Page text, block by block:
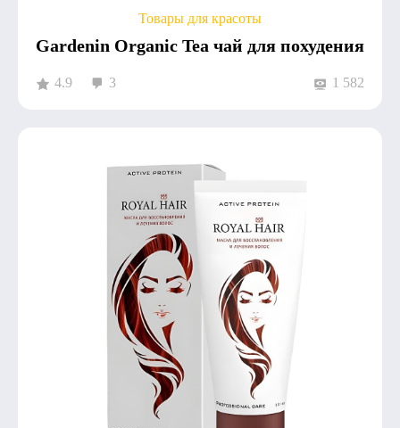
Товары для красоты
Gardenin Organic Tea чай для похудения
4.9 3 1 582